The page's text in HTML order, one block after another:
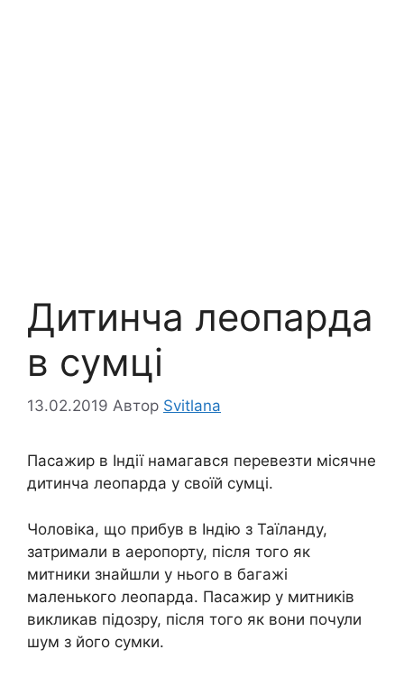
Дитинча леопарда
в сумці
13.02.2019 Автор Svitlana
Пасажир в Індії намагався перевезти місячне
дитинча леопарда у своїй сумці.
Чоловіка, що прибув в Індію з Таїланду,
затримали в аеропорту, після того як
митники знайшли у нього в багажі
маленького леопарда. Пасажир у митників
викликав підозру, після того як вони почули
шум з його сумки.